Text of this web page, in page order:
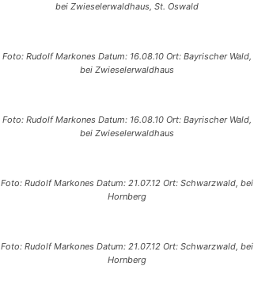
bei Zwieselerwaldhaus, St. Oswald
Foto: Rudolf Markones Datum: 16.08.10 Ort: Bayrischer Wald,
bei Zwieselerwaldhaus
Foto: Rudolf Markones Datum: 16.08.10 Ort: Bayrischer Wald,
bei Zwieselerwaldhaus
Foto: Rudolf Markones Datum: 21.07.12 Ort: Schwarzwald, bei
Hornberg
Foto: Rudolf Markones Datum: 21.07.12 Ort: Schwarzwald, bei
Hornberg